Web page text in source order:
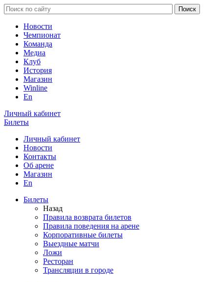
Новости
Чемпионат
Команда
Медиа
Клуб
История
Магазин
Winline
En
Личный кабинет
Билеты
Личный кабинет
Новости
Контакты
Об арене
Магазин
En
Билеты
Назад
Правила возврата билетов
Правила поведения на арене
Корпоративные билеты
Выездные матчи
Ложи
Ресторан
Трансляции в городе